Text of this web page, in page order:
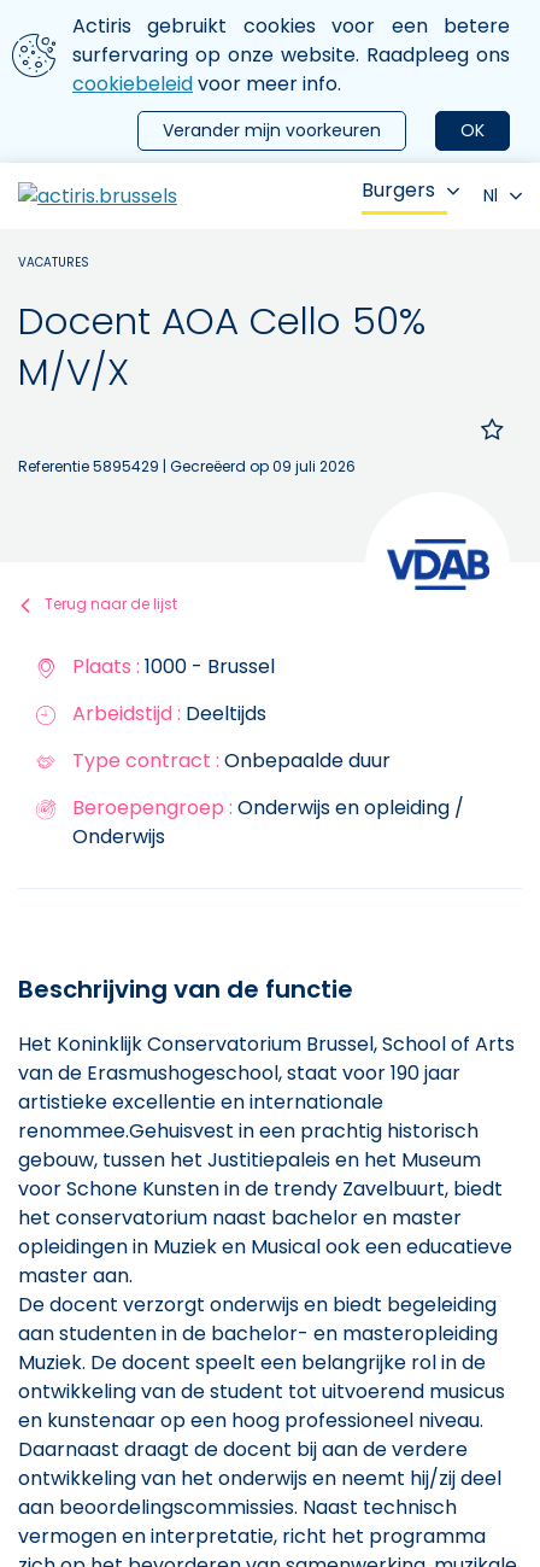
Aller au contenu principal
We gebruiken cookies
Actiris gebruikt cookies voor een betere
surfervaring op onze website. Raadpleeg ons
cookiebeleidvoor meer info.
OK
Verander mijn voorkeuren
le menu
Burgers Nl
VACATURES
Docent AOA Cello 50%
M/V/X
Referentie 5895429 | Gecreëerd op 09 juli 2026
Terug naar de lijst
Plaats : 1000 - Brussel
Arbeidstijd : Deeltijds
Type contract : Onbepaalde duur
Beroepengroep : Onderwijs en opleiding /
Onderwijs
Beschrijving van de functie
Het Koninklijk Conservatorium Brussel, School of Arts
van de Erasmushogeschool, staat voor 190 jaar
artistieke excellentie en internationale
renommee.Gehuisvest in een prachtig historisch
gebouw, tussen het Justitiepaleis en het Museum
voor Schone Kunsten in de trendy Zavelbuurt, biedt
het conservatorium naast bachelor en master
opleidingen in Muziek en Musical ook een educatieve
master aan.
De docent verzorgt onderwijs en biedt begeleiding
aan studenten in de bachelor- en masteropleiding
Muziek. De docent speelt een belangrijke rol in de
ontwikkeling van de student tot uitvoerend musicus
en kunstenaar op een hoog professioneel niveau.
Daarnaast draagt de docent bij aan de verdere
ontwikkeling van het onderwijs en neemt hij/zij deel
aan beoordelingscommissies. Naast technisch
vermogen en interpretatie, richt het programma